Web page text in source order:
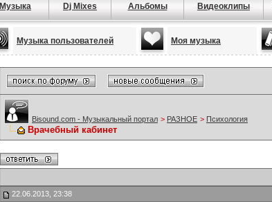
Музыка Dj Mixes Альбомы Видеоклипы
Музыка пользователей Моя музыка
Bisound.com - Музыкальный портал > РАЗНОЕ > Психология
Врачебный кабинет
22.06.2013, 23:38